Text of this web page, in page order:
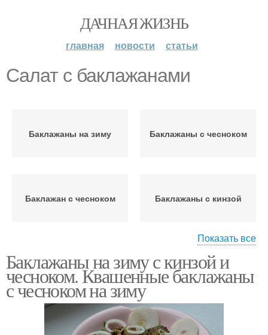
ДАЧНАЯ ЖИЗНЬ
главная новости статьи
Салат с баклажанами
Баклажаны на зиму Баклажаны с чесноком
Баклажан с чесноком Баклажаны с кинзой
Баклажаны с уксусом Запеченные баклажаны
Квашеные баклажаны Баклажаны с капустой
Показать все
Баклажаны на зиму с кинзой и
чесноком. Квашенные баклажаны
с чесноком на зиму